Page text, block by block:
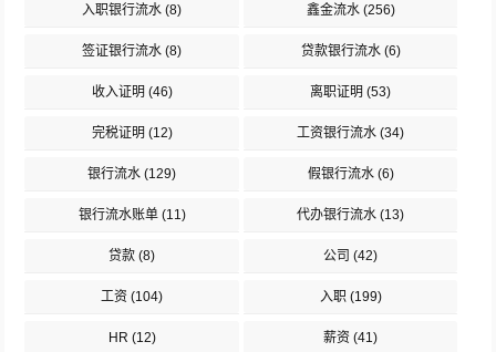
入职银行流水 (8) 鑫金流水(256)
签证银行流水 (8) 贷款银行流水(6)
收入证明 (46) 离职证明 (53)
完税证明 (12) 工资银行流水 (34)
银行流水 (129) 假银行流水(6)
银行流水账单(11) 代办银行流水 (13)
贷款 (8) 公司 (42)
工资 (104) 入职 (199)
HR (12) 薪资 (41)